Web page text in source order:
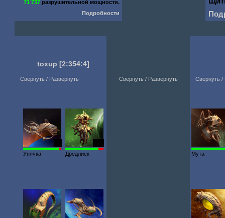
71 737 разрушительной мощности.
Подробности
toxup [2:354:4]
Свернуть / Развернуть
Упячка
Дредлиск
Свернуть / Развернуть Свернуть /
Мута